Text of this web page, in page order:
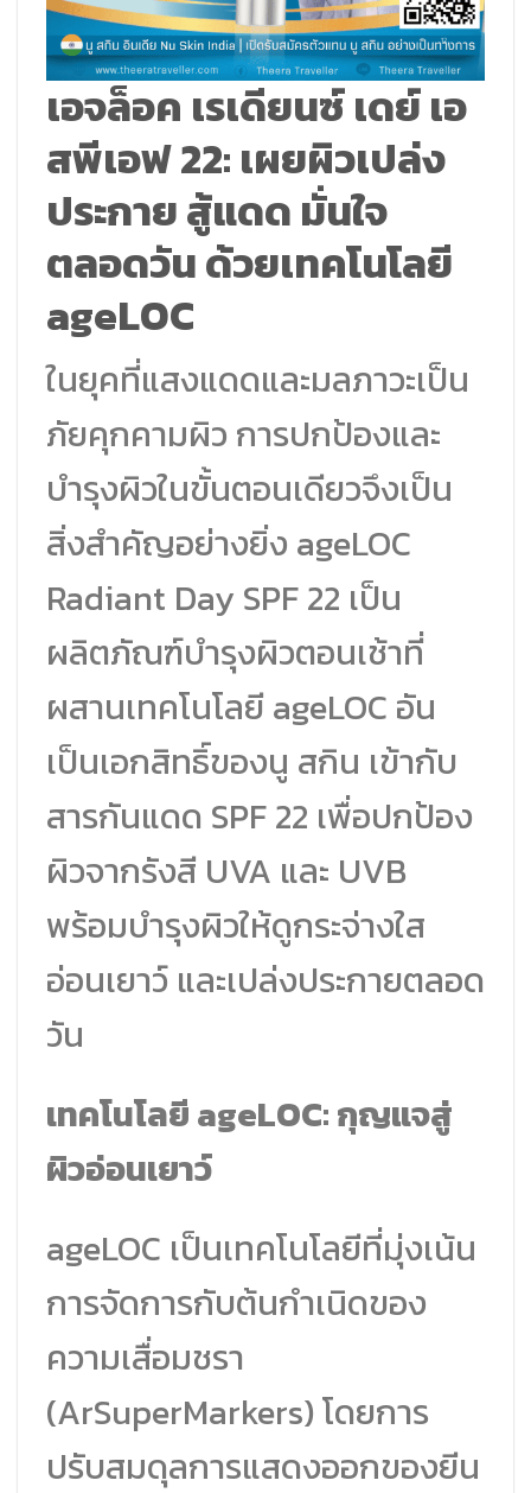
เอจล็อค เรเดียนซ์ เดย์ เอ
สพีเอฟ 22: เผยผิวเปล่ง
ประกาย สู้แดด มั่นใจ
ตลอดวัน ด้วยเทคโนโลยี
ageLOC
ในยุคที่แสงแดดและมลภาวะเป็น
ภัยคุกคามผิว การปกป้องและ
บำรุงผิวในขั้นตอนเดียวจึงเป็น
สิ่งสำคัญอย่างยิ่ง ageLOC
Radiant Day SPF 22 เป็น
ผลิตภัณฑ์บำรุงผิวตอนเช้าที่
ผสานเทคโนโลยี ageLOC อัน
เป็นเอกสิทธิ์ของนู สกิน เข้ากับ
สารกันแดด SPF 22 เพื่อปกป้อง
ผิวจากรังสี UVA และ UVB
พร้อมบำรุงผิวให้ดูกระจ่างใส
อ่อนเยาว์ และเปล่งประกายตลอด
วัน
เทคโนโลยี ageLOC: กุญแจสู่
ผิวอ่อนเยาว์
ageLOC เป็นเทคโนโลยีที่มุ่งเน้น
การจัดการกับต้นกำเนิดของ
ความเสื่อมชรา
(ArSuperMarkers) โดยการ
ปรับสมดุลการแสดงออกของยีน